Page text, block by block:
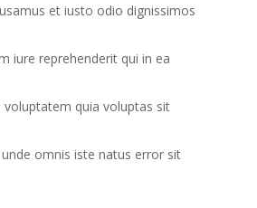
et iusto odio dignissimos
iure reprehenderit qui in ea
quia voluptas sit
omnis iste natus error sit